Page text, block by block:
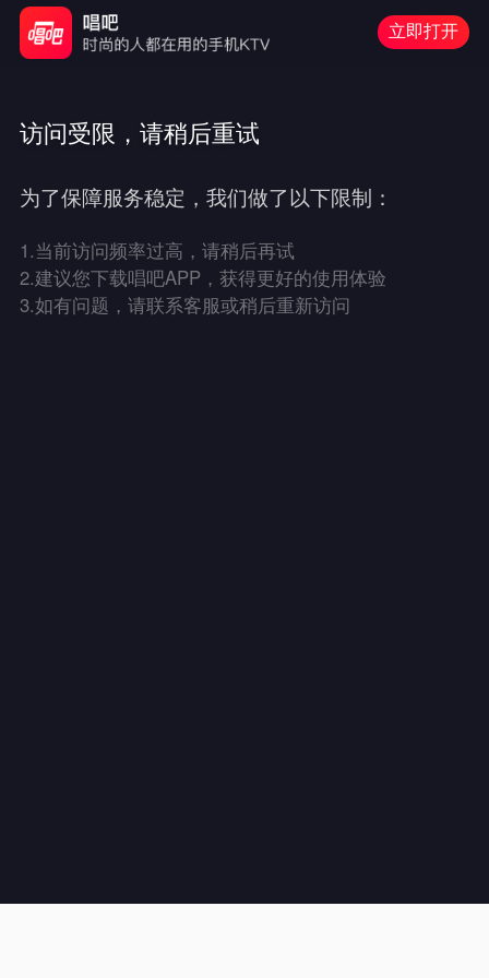
立即打开
访问受限，请稍后重试
为了保障服务稳定，我们做了以下限制：
1.当前访问频率过高，请稍后再试
2.建议您下载唱吧APP，获得更好的使用体验
3.如有问题，请联系客服或稍后重新访问